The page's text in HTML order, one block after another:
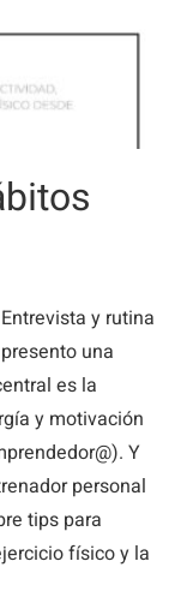
y rutina
una
es la
y motivación
Y
personal
tips para
físico y la